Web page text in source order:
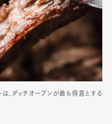
、ダッチオーブンが最も得意とする